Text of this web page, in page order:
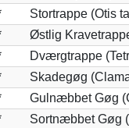
Stortrappe (Otis
Østlig
Dværgtrappe
Skadegøg
Gulnæbbet Gøg
Sortnæbbet Gøg